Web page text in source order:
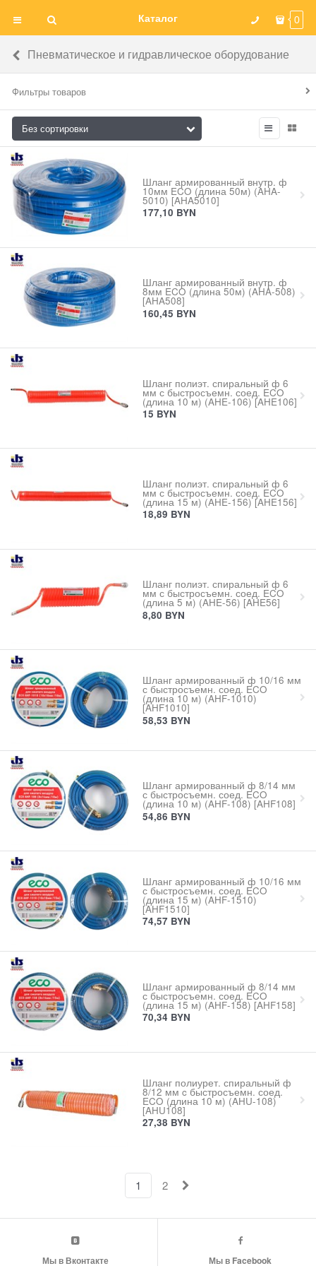
Каталог 0
Пневматическое и гидравлическое оборудование
Фильтры товаров
Шланг армированный внутр. ф
10мм ECO (длина 50м) (AHA-
5010) [AHA5010]
177,10 BYN
Шланг армированный внутр. ф
8мм ECO (длина 50м) (AHA-508)
[AHA508]
160,45 BYN
Шланг полиэт. спиральный ф 6
мм с быстросъемн. соед. ECO
(длина 10 м) (AHE-106) [AHE106]
15 BYN
Шланг полиэт. спиральный ф 6
мм с быстросъемн. соед. ECO
(длина 15 м) (AHE-156) [AHE156]
18,89 BYN
Шланг полиэт. спиральный ф 6
мм с быстросъемн. соед. ECO
(длина 5 м) (AHE-56) [AHE56]
8,80 BYN
Шланг армированный ф 10/16 мм
с быстросъемн. соед. ECO
(длина 10 м) (AHF-1010)
[AHF1010]
58,53 BYN
Шланг армированный ф 8/14 мм
с быстросъемн. соед. ECO
(длина 10 м) (AHF-108) [AHF108]
54,86 BYN
Шланг армированный ф 10/16 мм
с быстросъемн. соед. ECO
(длина 15 м) (AHF-1510)
[AHF1510]
74,57 BYN
Шланг армированный ф 8/14 мм
с быстросъемн. соед. ECO
(длина 15 м) (AHF-158) [AHF158]
70,34 BYN
Шланг полиурет. спиральный ф
8/12 мм c быстросъемн. соед.
ECO (длина 10 м) (AHU-108)
[AHU108]
27,38 BYN
1 2
Мы в Вконтакте Мы в Facebook